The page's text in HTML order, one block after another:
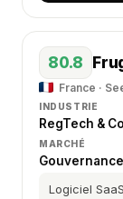
80.8
France ·
INDUSTRIE
RegTech &
MARCHÉ
Gouvernance
Logiciel